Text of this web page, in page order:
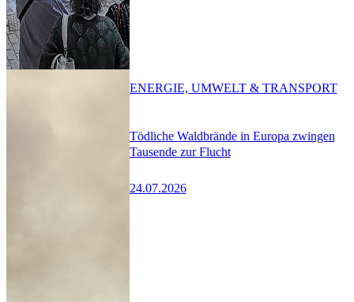
Tödliche Waldbrände in Europa zwingen
Tausende zur Flucht
24.07.2026
ENERGIE, UMWELT & TRANSPORT